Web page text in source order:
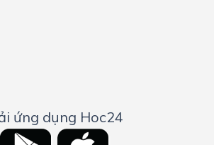
ứng dụng Hoc24